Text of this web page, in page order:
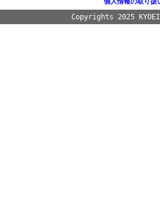
Copyrights 2025